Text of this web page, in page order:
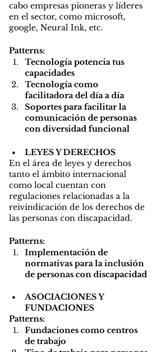
cabo empresas pioneras y líderes
en el sector, como microsoft,
google, Neural Ink, etc.
Patterns:
Tecnología potencia tus
capacidades
Tecnología como
facilitadora del día a día
Soportes para facilitar la
comunicación de personas
con diversidad funcional
LEYES Y DERECHOS
En el área de leyes y derechos
tanto el ámbito internacional
como local cuentan con
regulaciones relacionadas a la
reivindicación de los derechos de
las personas con discapacidad.
Patterns:
Implementación de
normativas para la inclusión
de personas con discapacidad
ASOCIACIONES Y
FUNDACIONES
Patterns:
Fundaciones como centros
de trabajo